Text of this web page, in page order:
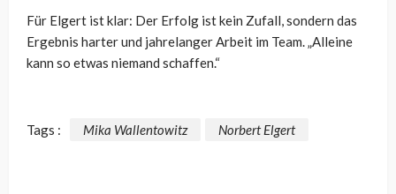
Für Elgert ist klar: Der Erfolg ist kein Zufall, sondern das
Ergebnis harter und jahrelanger Arbeit im Team. „Alleine
kann so etwas niemand schaffen.“
Tags : Mika Wallentowitz Norbert Elgert